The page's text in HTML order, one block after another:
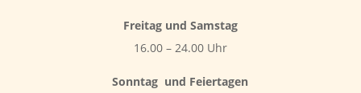
Freitag und Samstag
16.00 – 24.00 Uhr
Sonntag und Feiertagen